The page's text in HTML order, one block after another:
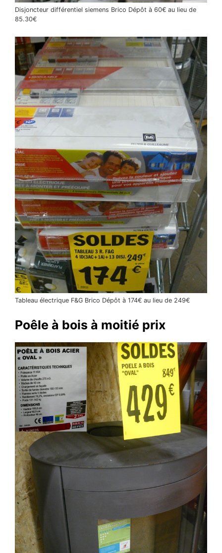
Disjoncteur différentiel siemens Brico Dépôt à 60€ au lieu de
85.30€
Tableau électrique F&G Brico Dépôt à 174€ au lieu de 249€
Poêle à bois à moitié prix